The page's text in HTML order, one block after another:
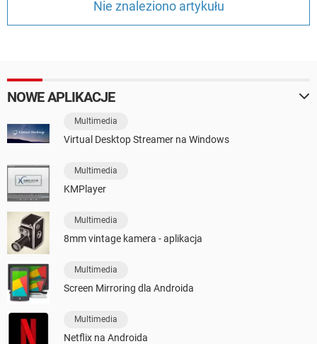
Nie znaleziono artykułu
NOWE APLIKACJE
Multimedia
Virtual Desktop Streamer na Windows
Multimedia
KMPlayer
Multimedia
8mm vintage kamera - aplikacja
Multimedia
Screen Mirroring dla Androida
Multimedia
Netflix na Androida